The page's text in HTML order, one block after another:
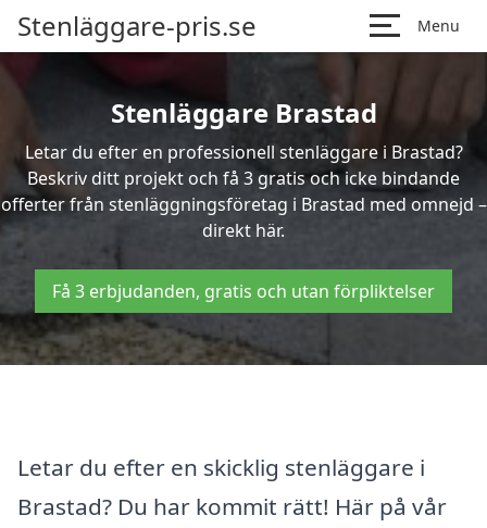
Stenläggare-pris.se Menu
Stenläggare Brastad
Letar du efter en professionell stenläggare i Brastad?
Beskriv ditt projekt och få 3 gratis och icke bindande
offerter från stenläggningsföretag i Brastad med omnejd –
direkt här.
Få 3 erbjudanden, gratis och utan förpliktelser
Letar du efter en skicklig stenläggare i
Brastad? Du har kommit rätt! Här på vår